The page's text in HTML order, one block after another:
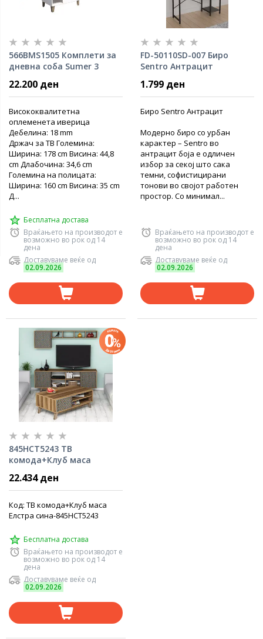
566BMS1505 Комплети за
дневна соба Sumer 3
22.200 ден
Висококвалитетна
оплеменета иверица
Дебелина: 18 mm
Држач за ТВ Големина:
Ширина: 178 cm Висина: 44,8
cm Длабочина: 34,6 cm
Големина на полицата:
Ширина: 160 cm Висина: 35 cm
Д...
Бесплатна достава
Враќањето на производот е
возможно во рок од 14
дена
Доставуваме веќе од
02.09.2026
FD-50110SD-007 Биро
Sentro Антрацит
1.799 ден
Биро Sentro Антрацит
Модерно биро со урбан
карактер – Sentro во
антрацит боја е одличен
избор за секој што сака
темни, софистицирани
тонови во својот работен
простор. Со минимал...
Враќањето на производот е
возможно во рок од 14
дена
Доставуваме веќе од
02.09.2026
845HCT5243 TВ
комода+Клуб маса
22.434 ден
Код: TВ комода+Клуб маса
Елстра сина-845HCT5243
Бесплатна достава
Враќањето на производот е
возможно во рок од 14
дена
Доставуваме веќе од
02.09.2026